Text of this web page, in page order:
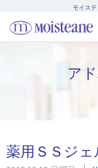
モイス
ア
薬用ＳＳジェ